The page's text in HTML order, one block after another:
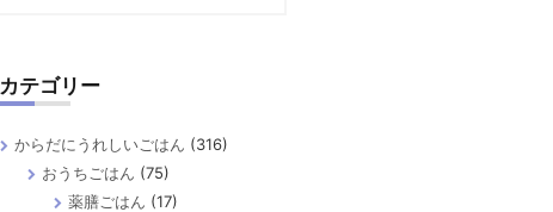
カテゴリー
からだにうれしいごはん (316)
おうちごはん (75)
薬膳ごはん (17)